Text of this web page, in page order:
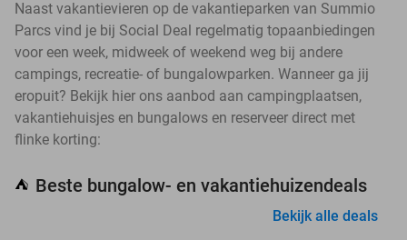
Naast vakantievieren op de vakantieparken van Summio
Parcs vind je bij Social Deal regelmatig topaanbiedingen
voor een week, midweek of weekend weg bij andere
campings, recreatie- of bungalowparken. Wanneer ga jij
eropuit? Bekijk hier ons aanbod aan campingplaatsen,
vakantiehuisjes en bungalows en reserveer direct met
flinke korting:
⛺ Beste bungalow- en vakantiehuizendeals
Bekijk alle deals